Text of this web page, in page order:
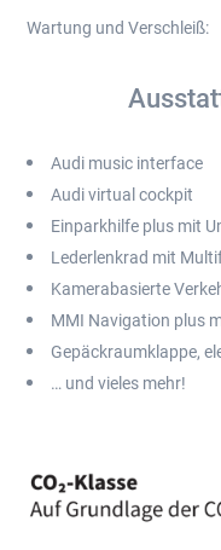
Wartung und Verschleiß:
Audi music interface
Audi virtual cockpit
Einparkhilfe plus mit
Lederlenkrad mit
Kamerabasierte
MMI Navigation plus
Gepäckraumklappe,
… und vieles mehr!